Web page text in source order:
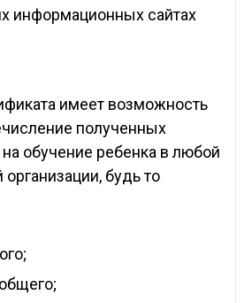
информационных сайтах
имеет возможность
полученных
обучение ребенка в любой
организации, будь то